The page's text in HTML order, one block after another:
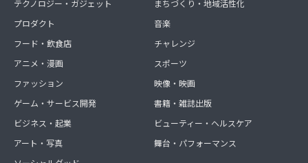
テクノロジー・ガジェット
プロダクト
フード・飲食店
アニメ・漫画
ファッション
ゲーム・サービス開発
ビジネス・起業
アート・写真
まちづくり・地域活性化
音楽
チャレンジ
スポーツ
映像・映画
書籍・雑誌出版
ビューティー・ヘルスケア
舞台・パフォーマンス